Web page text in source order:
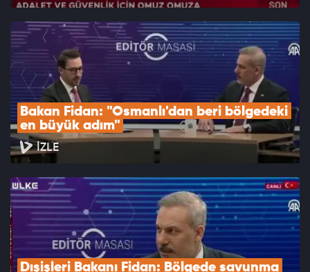
Bakan Fidan: "Osmanlı'dan beri bölgedeki
en büyük adım"
İZLE
Dışişleri Bakanı Fidan: Bölgede savunma